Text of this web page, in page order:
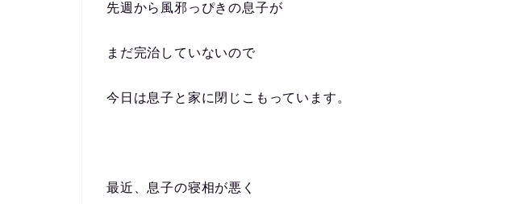
先週から風邪っぴきの息子が
まだ完治していないので
今日は息子と家に閉じこもっています。
最近、息子の寝相が悪く